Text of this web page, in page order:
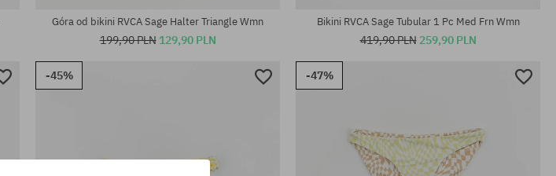
Góra od bikini RVCA Sage Halter Triangle Wmn
199,90 PLN 129,90 PLN
Bikini RVCA Sage Tubular 1 Pc Med Frn Wmn
419,90 PLN 259,90 PLN
-45% -47%